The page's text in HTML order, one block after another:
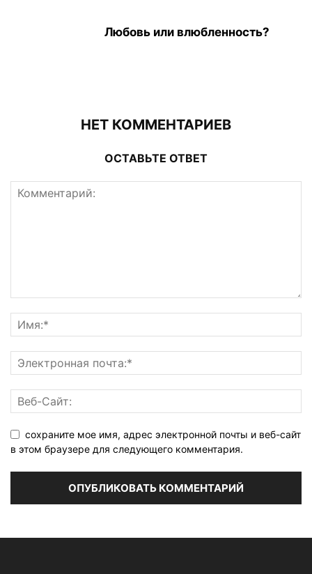
Любовь или влюбленность?
НЕТ КОММЕНТАРИЕВ
ОСТАВЬТЕ ОТВЕТ
сохраните мое имя, адрес электронной почты и веб-сайт
в этом браузере для следующего комментария.